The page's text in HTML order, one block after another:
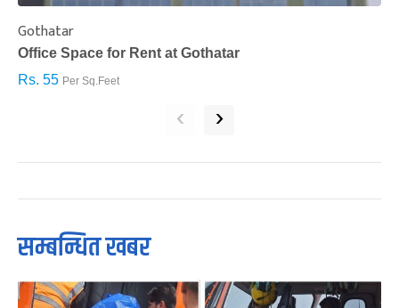
Gothatar
Office Space for Rent at Gothatar
Rs. 55 Per Sq.Feet
‹ ›
सम्बन्धित खबर